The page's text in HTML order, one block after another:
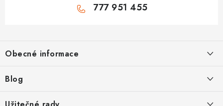
777 951 455
p
a
Obecné informace
Blog